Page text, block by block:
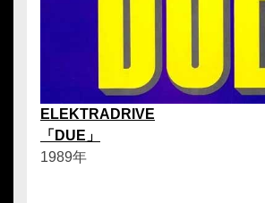
ELEKTRADRIVE
「DUE」
1989年